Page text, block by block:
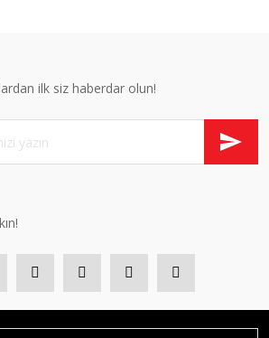
ilk siz haberdar olun!